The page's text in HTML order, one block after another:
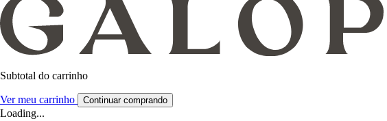
Subtotal do carrinho
Ver meu carrinho Continuar comprando
Loading...